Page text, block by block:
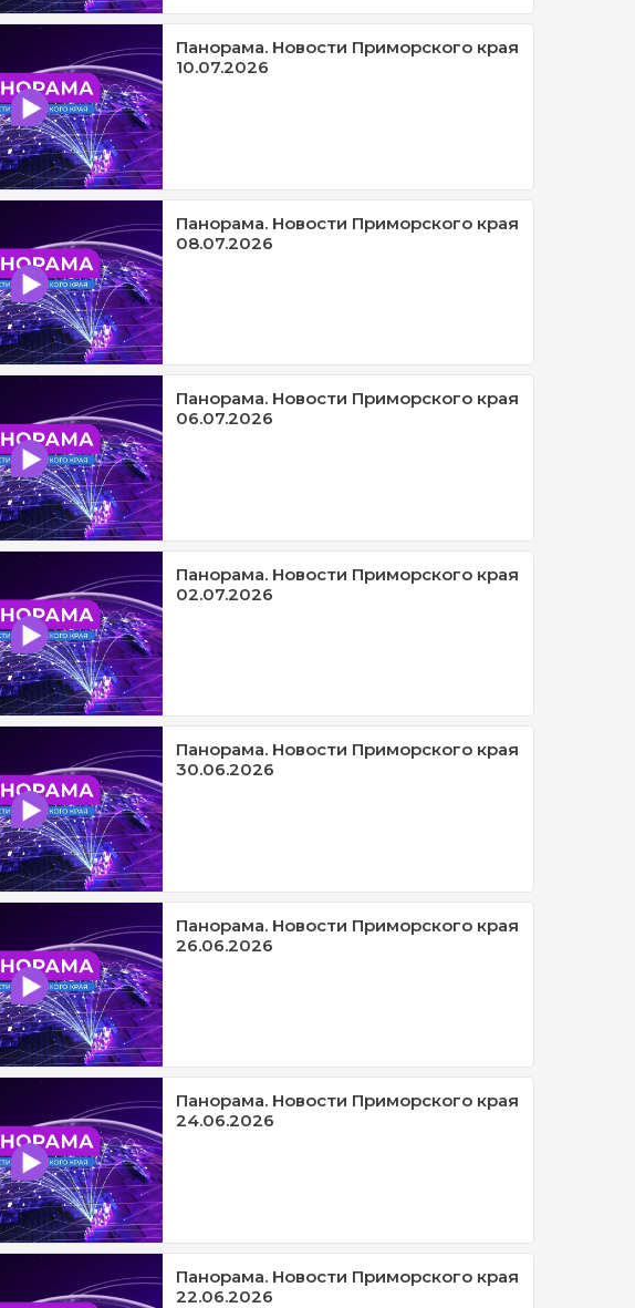
Панорама. Новости Приморского края
10.07.2026
Панорама. Новости Приморского края
08.07.2026
Панорама. Новости Приморского края
06.07.2026
Панорама. Новости Приморского края
02.07.2026
Панорама. Новости Приморского края
30.06.2026
Панорама. Новости Приморского края
26.06.2026
Панорама. Новости Приморского края
24.06.2026
Панорама. Новости Приморского края
22.06.2026